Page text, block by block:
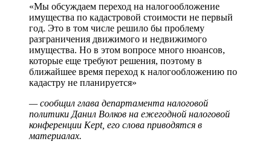
«Мы обсуждаем переход на налогообложение
имущества по кадастровой стоимости не первый
год. Это в том числе решило бы проблему
разграничения движимого и недвижимого
имущества. Но в этом вопросе много нюансов,
которые еще требуют решения, поэтому в
ближайшее время переход к налогообложению по
кадастру не планируется»
— сообщил глава департамента налоговой
политики Данил Волков на ежегодной налоговой
конференции Kept, его слова приводятся в
материалах.